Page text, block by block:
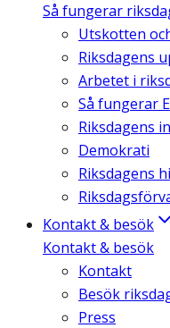
Så fungerar
Utskotten
Riksdagens
Arbetet i
Så fungerar
Riksdagens
Demokrati
Riksdagens
Kontakt & besök
Kontakt & besök
Kontakt
Besök
Press